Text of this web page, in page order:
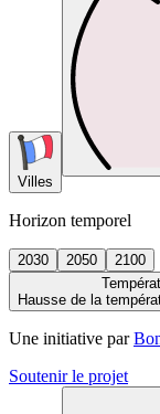
Villes
Horizon temporel
2030 2050
2100
Hausse de la
Une initiative par
Soutenir le projet